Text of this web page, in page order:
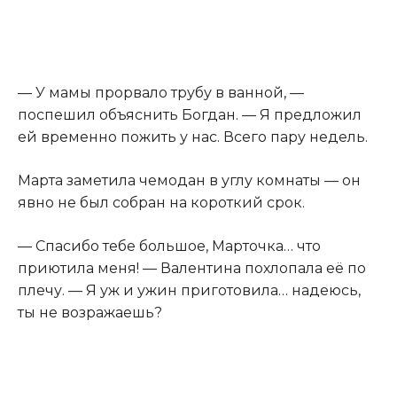
— У мамы прорвало трубу в ванной, —
поспешил объяснить Богдан. — Я предложил
ей временно пожить у нас. Всего пару недель.
Марта заметила чемодан в углу комнаты — он
явно не был собран на короткий срок.
— Спасибо тебе большое, Марточка… что
приютила меня! — Валентина похлопала её по
плечу. — Я уж и ужин приготовила… надеюсь,
ты не возражаешь?